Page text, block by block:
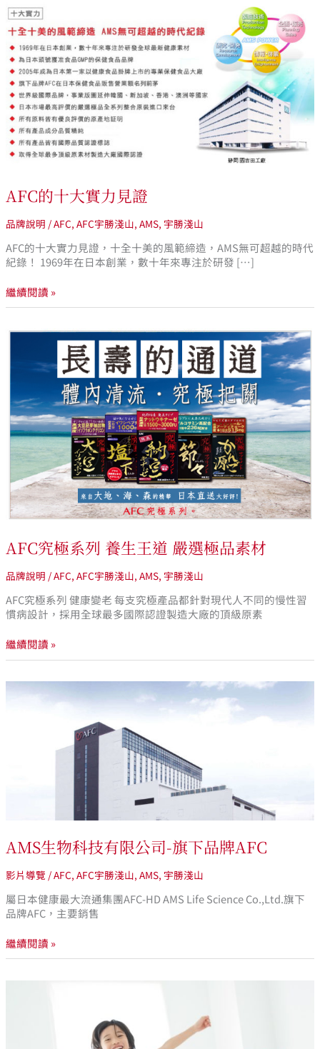
AFC的十大實力見證
品牌說明 /AFC, AFC宇勝淺山, AMS, 宇勝淺山
AFC的十大實力見證，十全十美的風範締造，AMS無可超越的時代
紀錄！ 1969年在日本創業，數十年來專注於研發 […]
AFC
的
十
大
實
力
見
證
繼續閱讀 »
AFC究極系列 養生王道 嚴選極品素材
品牌說明 /AFC, AFC宇勝淺山, AMS, 宇勝淺山
AFC究極系列 健康變老 每支究極產品都針對現代人不同的慢性習
慣病設計，採用全球最多國際認證製造大廠的頂級原素
AFC
極
系
養
生
王
道
嚴
選
極
品
素
繼續閱讀 »
AMS生物科技有限公司-旗下品牌AFC
影片導覽 /AFC, AFC宇勝淺山, AMS, 宇勝淺山
屬日本健康最大流通集團AFC-HD AMS Life Science Co.,Ltd.旗下
品牌AFC，主要銷售
AMS
品
牌
AFC
繼續閱讀 »